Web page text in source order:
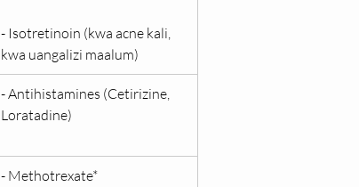
- Isotretinoin (kwa acne kali,
kwa uangalizi maalum)
- Antihistamines (Cetirizine,
Loratadine)
- Methotrexate*